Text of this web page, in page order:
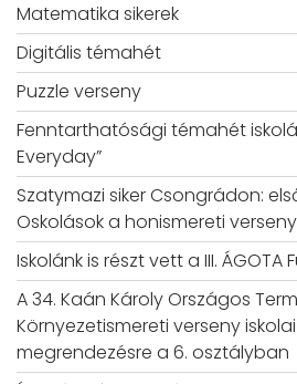
Matematika sikerek
Digitális témahét
Puzzle verseny
Fenntarthatósági témahét
Everyday”
Szatymazi siker Csongrádon:
Oskolások a honismereti
Iskolánk is részt vett a III.
A 34. Kaán Károly Országos
Környezetismereti verseny
megrendezésre a 6. osztályban